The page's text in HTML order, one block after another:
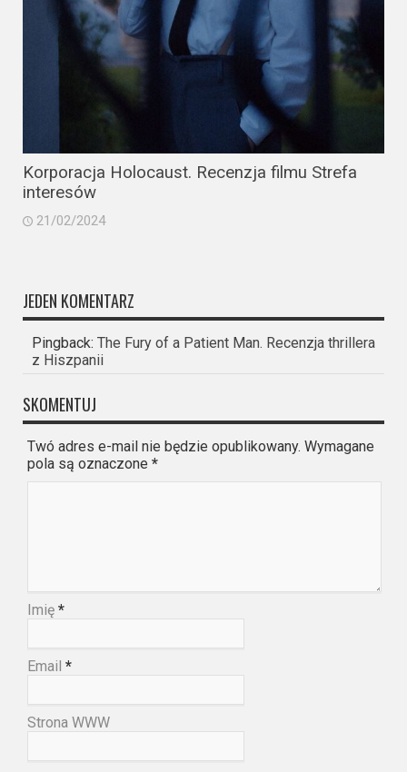
Korporacja Holocaust. Recenzja filmu Strefa
interesów
21/02/2024
JEDEN KOMENTARZ
Pingback: The Fury of a Patient Man. Recenzja thrillera
z Hiszpanii
SKOMENTUJ
Twó adres e-mail nie będzie opublikowany. Wymagane
pola są oznaczone *
Imię *
Email *
Strona WWW